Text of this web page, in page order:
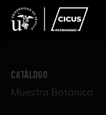
CATÁLOGO
Muestra Botánica